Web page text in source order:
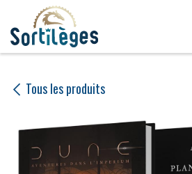
Se rendre au contenu
Tous les produits